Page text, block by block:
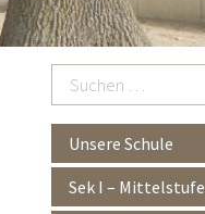
Suchen
…
Unsere Schule
Sek I – Mittelstufe